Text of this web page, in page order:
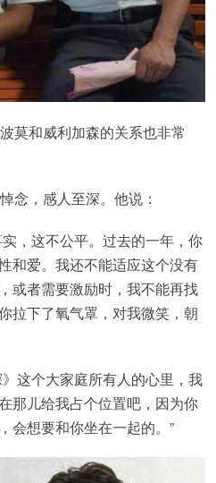
莫和威利加森的关系也非常
念，感人至深。他说：
，这不公平。过去的一年，你
和爱。我还不能适应这个没有
或者需要激励时，我不能再找
拉下了氧气罩，对我微笑，朝
这个大家庭所有人的心里，我
那儿给我占个位置吧，因为你
会想要和你坐在一起的。”